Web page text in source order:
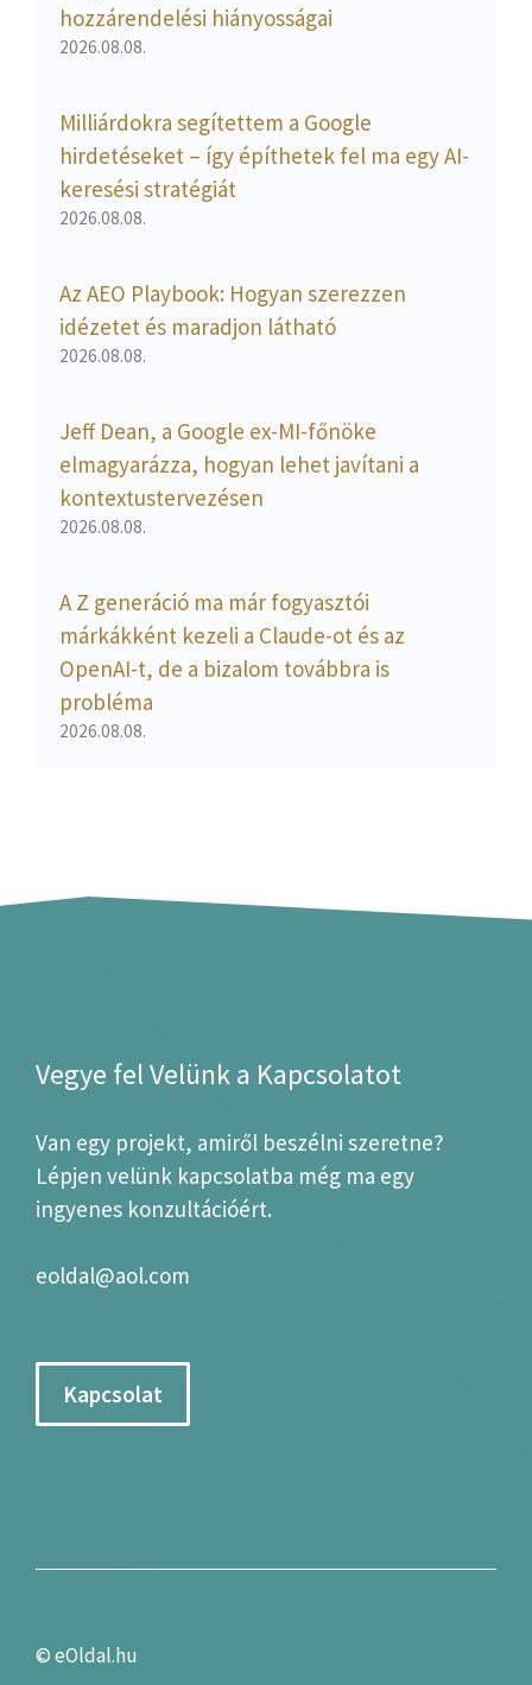
hozzárendelési hiányosságai
2026.08.08.
Milliárdokra segítettem a Google
hirdetéseket – így építhetek fel ma egy AI-
keresési stratégiát
2026.08.08.
Az AEO Playbook: Hogyan szerezzen
idézetet és maradjon látható
2026.08.08.
Jeff Dean, a Google ex-MI-főnöke
elmagyarázza, hogyan lehet javítani a
kontextustervezésen
2026.08.08.
A Z generáció ma már fogyasztói
márkákként kezeli a Claude-ot és az
OpenAI-t, de a bizalom továbbra is
probléma
2026.08.08.
Vegye fel Velünk a Kapcsolatot
Van egy projekt, amiről beszélni szeretne?
Lépjen velünk kapcsolatba még ma egy
ingyenes konzultációért.
eoldal@aol.com
Kapcsolat
©eOldal.hu